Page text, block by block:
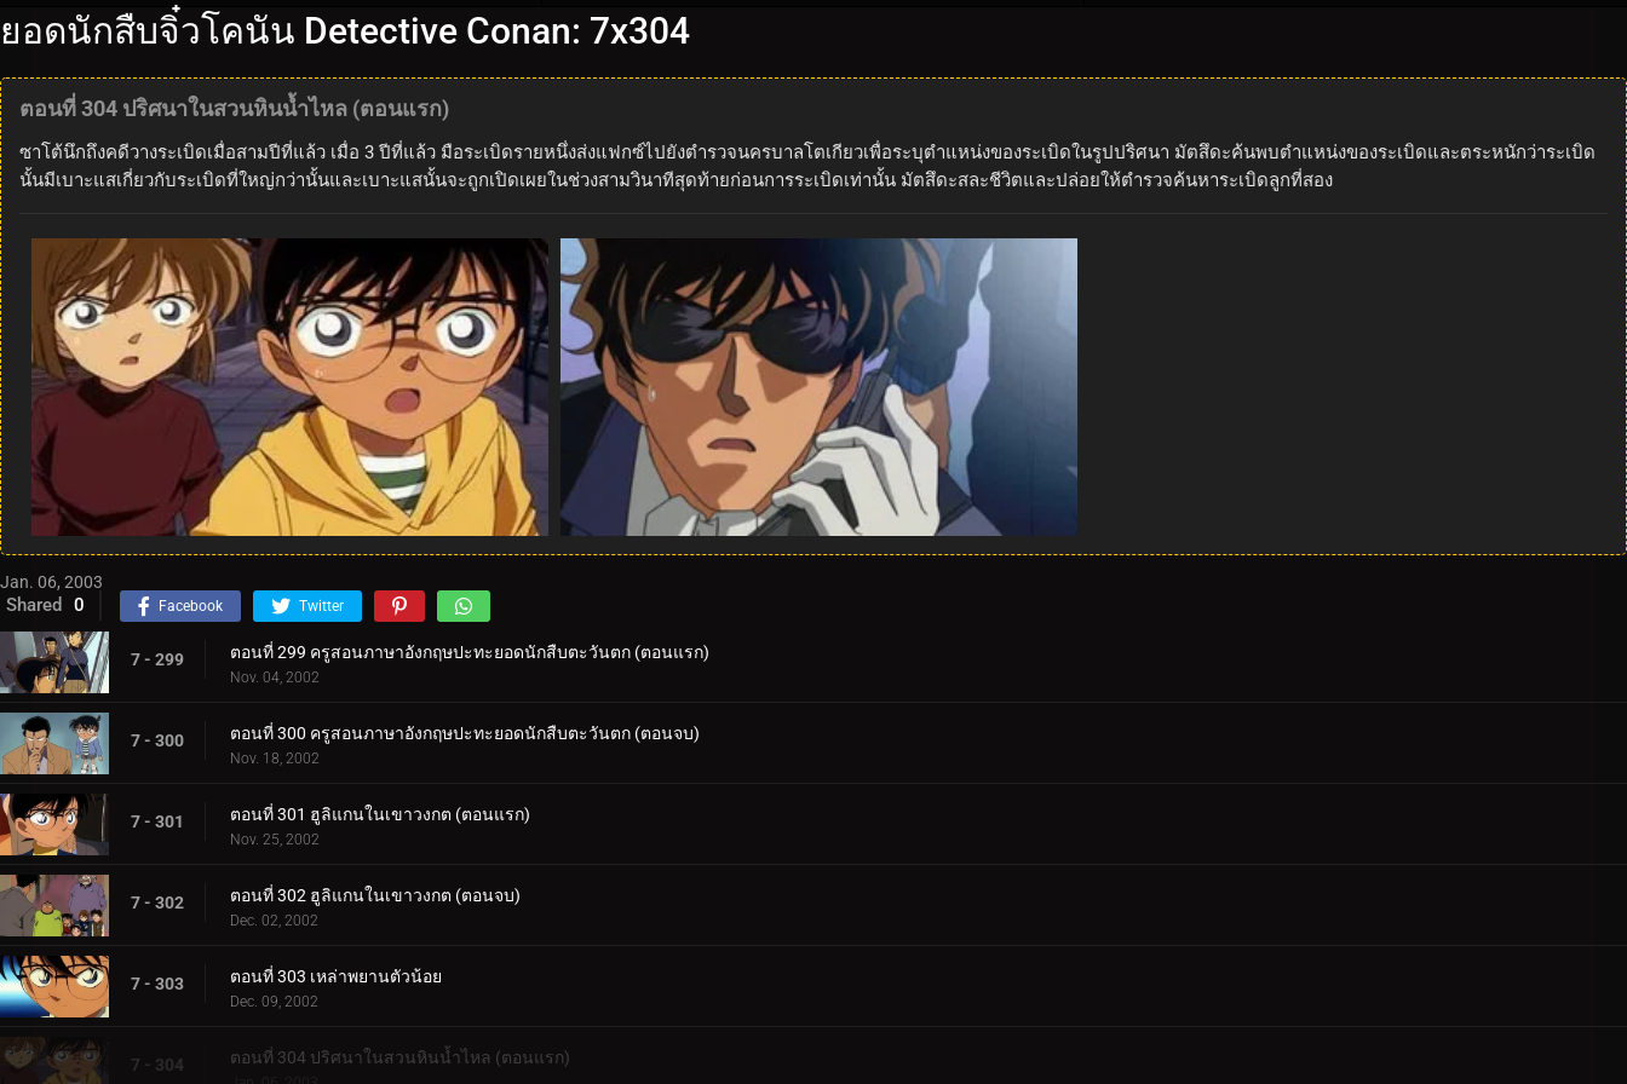
ยอดนักสืบจิ๋วโคนัน Detective Conan: 7x304
ตอนที่ 304 ปริศนาในสวนหินน้ำไหล (ตอนแรก)
ซาโต้นึกถึงคดีวางระเบิดเมื่อสามปีที่แล้ว เมื่อ 3 ปีที่แล้ว มือระเบิดรายหนึ่งส่งแฟกซ์ไปยังตำรวจนครบาลโตเกียวเพื่อระบุตำแหน่งของระเบิดในรูปปริศนา มัตสึดะค้นพบตำแหน่งของระเบิดและตระหนักว่าระเบิด
นั้นมีเบาะแสเกี่ยวกับระเบิดที่ใหญ่กว่านั้นและเบาะแสนั้นจะถูกเปิดเผยในช่วงสามวินาทีสุดท้ายก่อนการระเบิดเท่านั้น มัตสึดะสละชีวิตและปล่อยให้ตำรวจค้นหาระเบิดลูกที่สอง
Jan. 06, 2003
Shared 0 Facebook Twitter
7 - 299 ตอนที่ 299 ครูสอนภาษาอังกฤษปะทะยอดนักสืบตะวันตก (ตอนแรก)
Nov. 04, 2002
7 - 300 ตอนที่ 300 ครูสอนภาษาอังกฤษปะทะยอดนักสืบตะวันตก (ตอนจบ)
Nov. 18, 2002
7 - 301 ตอนที่ 301 ฮูลิแกนในเขาวงกต (ตอนแรก)
Nov. 25, 2002
7 - 302 ตอนที่ 302 ฮูลิแกนในเขาวงกต (ตอนจบ)
Dec. 02, 2002
7 - 303 ตอนที่ 303 เหล่าพยานตัวน้อย
Dec. 09, 2002
7 - 304 ตอนที่ 304 ปริศนาในสวนหินน้ำไหล (ตอนแรก)